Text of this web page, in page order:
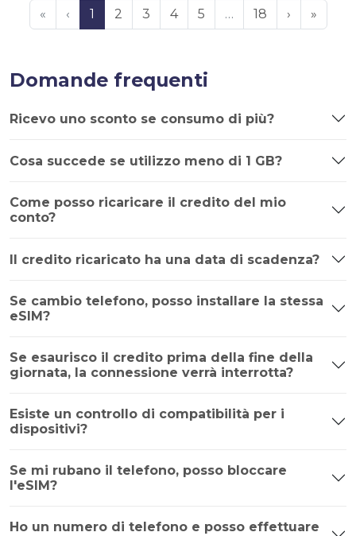
« ‹ 1 2 3 4 5 … 18 › »
Domande frequenti
Ricevo uno sconto se consumo di più?
Cosa succede se utilizzo meno di 1 GB?
Come posso ricaricare il credito del mio
conto?
Il credito ricaricato ha una data di scadenza?
Se cambio telefono, posso installare la stessa
eSIM?
Se esaurisco il credito prima della fine della
giornata, la connessione verrà interrotta?
Esiste un controllo di compatibilità per i
dispositivi?
Se mi rubano il telefono, posso bloccare
l'eSIM?
Ho un numero di telefono e posso effettuare